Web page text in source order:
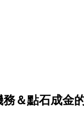
務＆點石成金